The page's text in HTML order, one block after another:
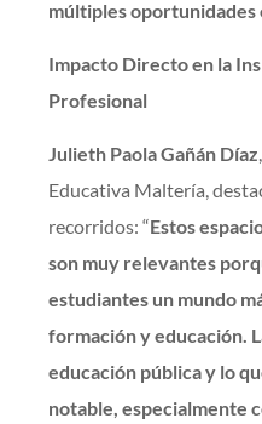
múltiples oportunidades
Impacto Directo en la
Profesional
Julieth Paola Gañán Díaz
Educativa Maltería,
recorridos: “Estos
son muy relevantes
estudiantes un mundo
formación y educación.
educación pública y lo
notable, especialmente